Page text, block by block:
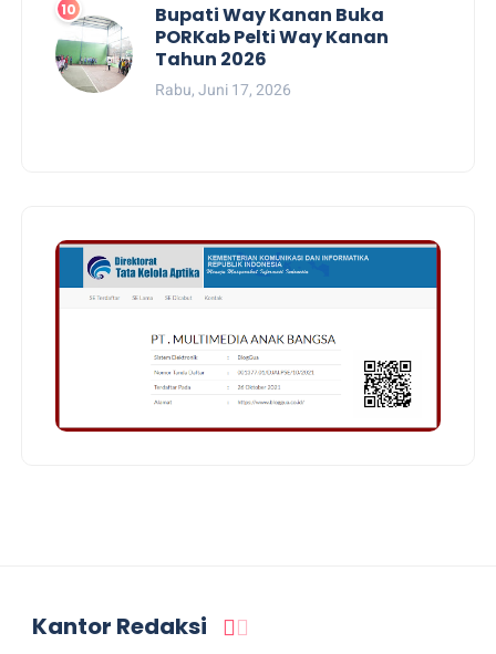
Bupati Way Kanan Buka
PORKab Pelti Way Kanan
Tahun 2026
Rabu, Juni 17, 2026
Kantor Redaksi